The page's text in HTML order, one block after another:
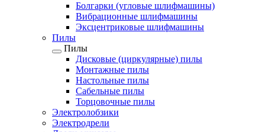
Болгарки (угловые шлифмашины)
Вибрационные шлифмашины
Эксцентриковые шлифмашины
Пилы
Пилы
Дисковые (циркулярные) пилы
Монтажные пилы
Настольные пилы
Сабельные пилы
Торцовочные пилы
Электролобзики
Электродрели